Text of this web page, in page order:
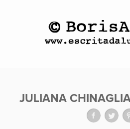
JULIANA